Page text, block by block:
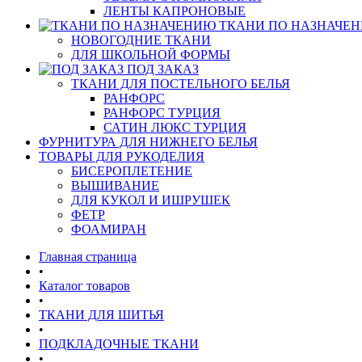
ЛЕНТЫ КАПРОНОВЫЕ
ТКАНИ ПО
НОВОГОДНИЕ ТКАНИ
ДЛЯ ШКОЛЬНОЙ ФОРМЫ
ПОД ЗАКАЗ
ТКАНИ ДЛЯ ПОСТЕЛЬНОГО БЕЛЬЯ
РАНФОРС
РАНФОРС ТУРЦИЯ
САТИН ЛЮКС ТУРЦИЯ
ФУРНИТУРА ДЛЯ НИЖНЕГО БЕЛЬЯ
ТОВАРЫ ДЛЯ РУКОДЕЛИЯ
БИСЕРОПЛЕТЕНИЕ
ВЫШИВАНИЕ
ДЛЯ КУКОЛ И ИШРУШЕК
ФЕТР
ФОАМИРАН
Главная страница
•
Каталог товаров
•
ТКАНИ ДЛЯ ШИТЬЯ
•
ПОДКЛАДОЧНЫЕ ТКАНИ
•